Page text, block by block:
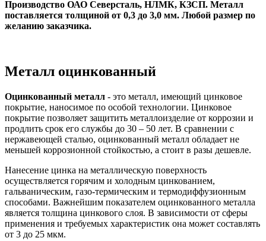
Производство ОАО Северсталь, НЛМК, КЗСП. Металл
поставляется толщиной от 0,3 до 3,0 мм. Любой размер по
желанию заказчика.
Металл оцинкованный
Оцинкованный металл - это металл, имеющий цинковое
покрытие, наносимое по особой технологии. Цинковое
покрытие позволяет защитить металлоизделие от коррозии и
продлить срок его службы до 30 – 50 лет. В сравнении с
нержавеющей сталью, оцинкованный металл обладает не
меньшей коррозионной стойкостью, а стоит в разы дешевле.
Нанесение цинка на металлическую поверхность
осуществляется горячим и холодным цинкованием,
гальваническим, газо-термическим и термодиффузионным
способами. Важнейшим показателем оцинкованного металла
является толщина цинкового слоя. В зависимости от сферы
применения и требуемых характеристик она может составлять
от 3 до 25 мкм.